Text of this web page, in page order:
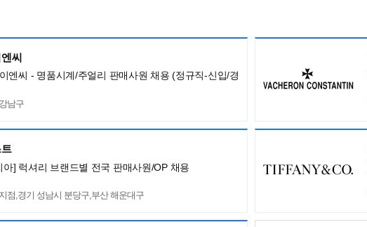
씨
엔씨 - 명품시계/주얼리 판매사원 채용 (정규직-신입/경
남구
아] 럭셔리 브랜드별 전국 판매사원/OP 채용
점,경기 성남시 분당구,부산 해운대구